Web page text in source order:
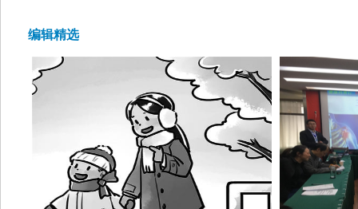
编辑精选